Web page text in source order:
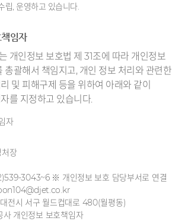
립, 운영하고 있습니다.
임자
개인정보 보호법 제 31조에 따라 개인정보
총괄해서 책임지고, 개인 정보 처리와 관련한
및 피해구제 등을 위하여 아래와 같이
를 지정하고 있습니다.
자
처장
3043~6 ※ 개인정보 보호 담당부서로 연결
전시 서구 월드컵대로 480(월평동)
사 개인정보 보호책임자